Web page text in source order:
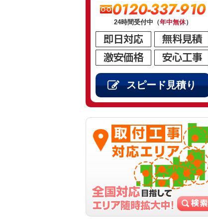
0120-337-910
24時間受付中（年中無休）
スピード見積り